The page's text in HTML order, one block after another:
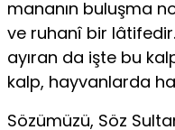
mananın buluşma
ve ruhanî bir
ayıran da işte bu
kalp, hayvanlarda
Sözümüzü, Söz